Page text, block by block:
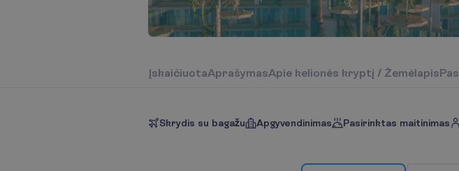
ĮskaičiuotaAprašymasApie kelionės kryptį / ŽemėlapisPas
Skrydis su bagažu Apgyvendinimas Pasirinktas maitinimas